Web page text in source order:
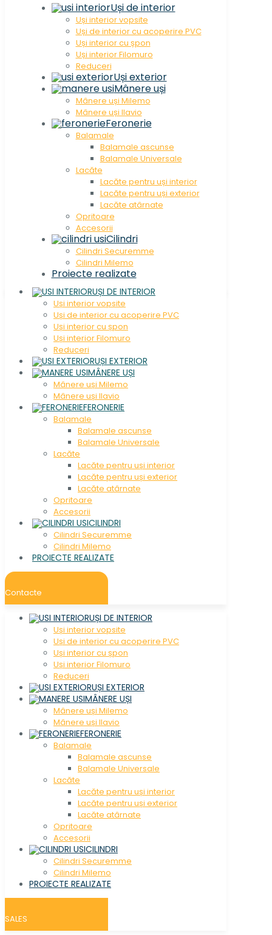
Uși de interior
Uși interior vopsite
Uși de interior cu acoperire PVC
Uși interior cu șpon
Uși interior Filomuro
Reduceri
Uși exterior
Mânere uși
Mânere uși Milemo
Mânere uși Ilavio
Feronerie
Balamale
Balamale ascunse
Balamale Universale
Lacăte
Lacăte pentru uși interior
Lacăte pentru uși exterior
Lacăte atârnate
Opritoare
Accesorii
Cilindri
Cilindri Securemme
Cilindri Milemo
Proiecte realizate
UȘI DE INTERIOR
Uși interior vopsite
Uși de interior cu acoperire PVC
Uși interior cu șpon
Uși interior Filomuro
Reduceri
UȘI EXTERIOR
MÂNERE UȘI
Mânere uși Milemo
Mânere uși Ilavio
FERONERIE
Balamale
Balamale ascunse
Balamale Universale
Lacăte
Lacăte pentru uși interior
Lacăte pentru uși exterior
Lacăte atârnate
Opritoare
Accesorii
CILINDRI
Cilindri Securemme
Cilindri Milemo
PROIECTE REALIZATE
Contacte
UȘI DE INTERIOR
Uși interior vopsite
Uși de interior cu acoperire PVC
Uși interior cu șpon
Uși interior Filomuro
Reduceri
UȘI EXTERIOR
MÂNERE UȘI
Mânere uși Milemo
Mânere uși Ilavio
FERONERIE
Balamale
Balamale ascunse
Balamale Universale
Lacăte
Lacăte pentru uși interior
Lacăte pentru uși exterior
Lacăte atârnate
Opritoare
Accesorii
CILINDRI
Cilindri Securemme
Cilindri Milemo
PROIECTE REALIZATE
SALES